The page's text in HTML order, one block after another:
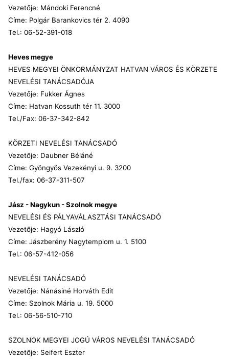
Vezetője: Mándoki Ferencné
Címe: Polgár Barankovics tér 2. 4090
Tel.: 06-52-391-018
Heves megye
HEVES MEGYEI ÖNKORMÁNYZAT HATVAN VÁROS ÉS KÖRZETE
NEVELÉSI TANÁCSADÓJA
Vezetője: Fukker Ágnes
Címe: Hatvan Kossuth tér 11. 3000
Tel./Fax: 06-37-342-842
KÖRZETI NEVELÉSI TANÁCSADÓ
Vezetője: Daubner Béláné
Címe: Gyöngyös Vezekényi u. 9. 3200
Tel./fax: 06-37-311-507
Jász - Nagykun - Szolnok megye
NEVELÉSI ÉS PÁLYAVÁLASZTÁSI TANÁCSADÓ
Vezetője: Hagyó László
Címe: Jászberény Nagytemplom u. 1. 5100
Tel.: 06-57-412-056
NEVELÉSI TANÁCSADÓ
Vezetője: Nánásiné Horváth Edit
Címe: Szolnok Mária u. 19. 5000
Tel.: 06-56-510-710
SZOLNOK MEGYEI JOGÚ VÁROS NEVELÉSI TANÁCSADÓ
Vezetője: Seifert Eszter